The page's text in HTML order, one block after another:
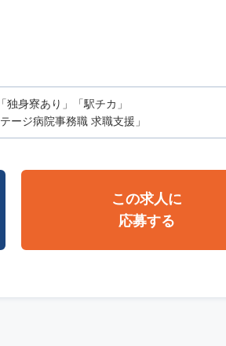
独身寮あり」「駅チカ」
ージ病院事務職 求職支援」
この求人に
応募する